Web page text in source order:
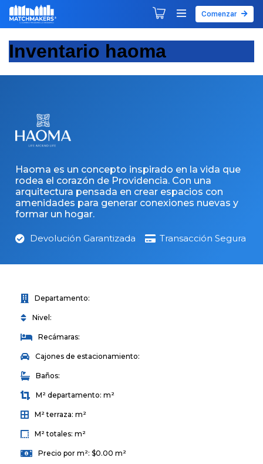
Comenzar
Inventario haoma
Haoma es un concepto inspirado en la vida que
rodea el corazón de Providencia. Con una
arquitectura pensada en crear espacios con
amenidades para generar conexiones nuevas y
formar un hogar.
Devolución Garantizada Transacción Segura
Departamento:
Nivel:
Recámaras:
Cajones de estacionamiento:
Baños:
M² departamento: m²
M² terraza: m²
M² totales: m²
Precio por m²: $0.00 m²